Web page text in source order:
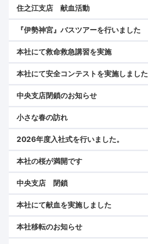
住之江支店 献血活動
『伊勢神宮』バスツアーを行いました
本社にて救命救急講習を実施
本社にて安全コンテストを実施しました
中央支店閉鎖のお知らせ
小さな春の訪れ
2026年度入社式を行いました。
本社の桜が満開です
中央支店 閉鎖
本社にて献血を実施しました
本社移転のお知らせ